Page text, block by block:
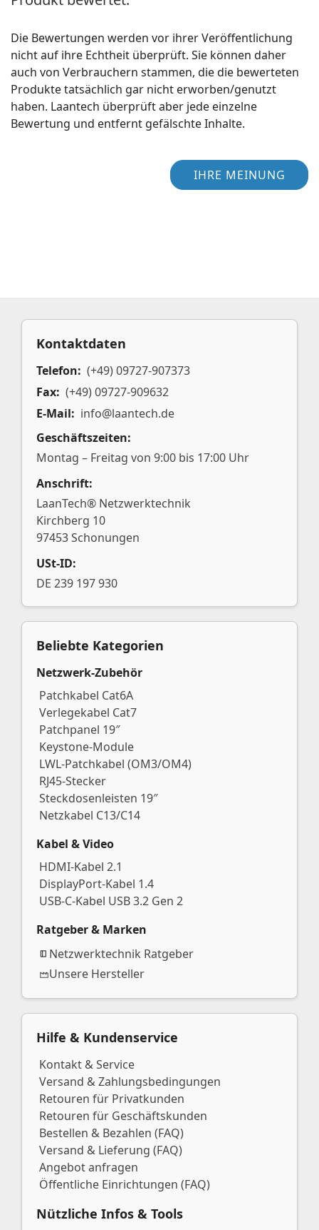
Die Bewertungen werden vor ihrer Veröffentlichung
nicht auf ihre Echtheit überprüft. Sie können daher
auch von Verbrauchern stammen, die die bewerteten
Produkte tatsächlich gar nicht erworben/genutzt
haben. Laantech überprüft aber jede einzelne
Bewertung und entfernt gefälschte Inhalte.
IHRE MEINUNG
Kontaktdaten
Telefon: (+49) 09727-907373
Fax: (+49) 09727-909632
E-Mail: info@laantech.de
Geschäftszeiten:
Montag – Freitag von 9:00 bis 17:00 Uhr
Anschrift:
LaanTech® Netzwerktechnik
Kirchberg 10
97453 Schonungen
USt-ID:
DE 239 197 930
Beliebte Kategorien
Netzwerk-Zubehör
Patchkabel Cat6A
Verlegekabel Cat7
Patchpanel 19″
Keystone-Module
LWL-Patchkabel (OM3/OM4)
RJ45-Stecker
Steckdosenleisten 19″
Netzkabel C13/C14
Kabel & Video
HDMI-Kabel 2.1
DisplayPort-Kabel 1.4
USB-C-Kabel USB 3.2 Gen 2
Ratgeber & Marken
Netzwerktechnik Ratgeber
Unsere Hersteller
Hilfe & Kundenservice
Kontakt & Service
Versand & Zahlungsbedingungen
Retouren für Privatkunden
Retouren für Geschäftskunden
Bestellen & Bezahlen (FAQ)
Versand & Lieferung (FAQ)
Angebot anfragen
Öffentliche Einrichtungen (FAQ)
Nützliche Infos & Tools